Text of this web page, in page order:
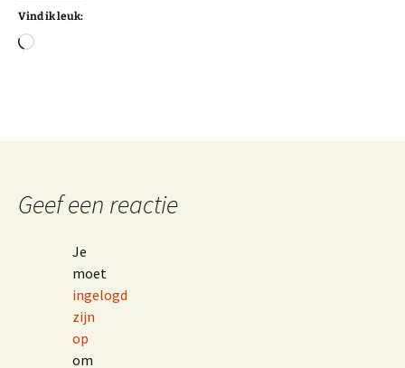
Vind ik leuk:
Aan
Geef een reactie
Je
moet
ingelogd
zijn
op
om